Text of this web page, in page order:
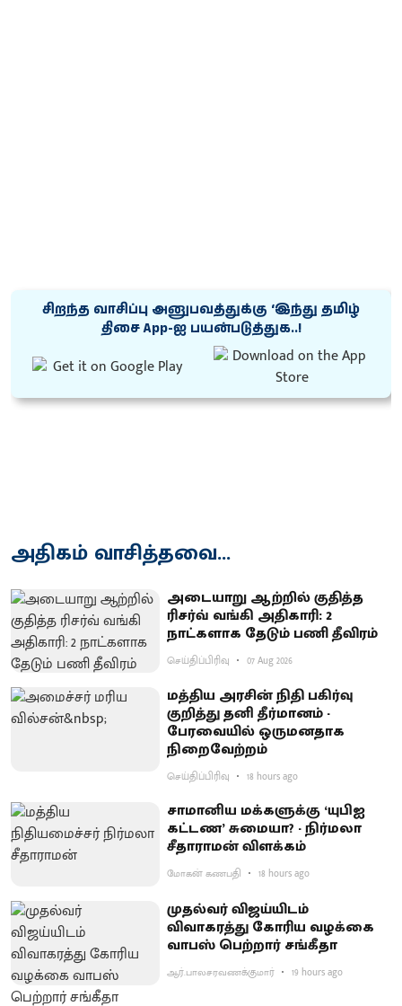
சிறந்த வாசிப்பு அனுபவத்துக்கு ‘இந்து தமிழ்
திசை App-ஐ பயன்படுத்துக..!
அதிகம் வாசித்தவை...
அடையாறு ஆற்றில் குதித்த
ரிசர்வ் வங்கி அதிகாரி: 2
நாட்களாக தேடும் பணி தீவிரம்
செய்திப்பிரிவு 07 Aug 2026
மத்திய அரசின் நிதி பகிர்வு
குறித்து தனி தீர்மானம் -
பேரவையில் ஒருமனதாக
நிறைவேற்றம்
செய்திப்பிரிவு 18 hours ago
சாமானிய மக்களுக்கு ‘யுபிஐ
கட்டண’ சுமையா? - நிர்மலா
சீதாராமன் விளக்கம்
மோகன் கணபதி 18 hours ago
முதல்வர் விஜய்யிடம்
விவாகரத்து கோரிய வழக்கை
வாபஸ் பெற்றார் சங்கீதா
ஆர்.பாலசரவணக்குமார் 19 hours ago